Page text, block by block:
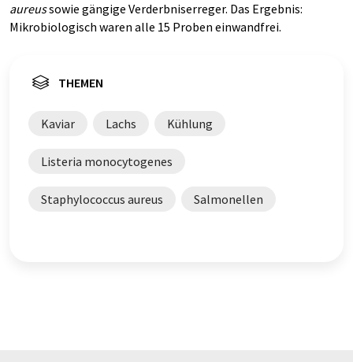
aureussowie gängige Verderbniserreger. Das Ergebnis:
Mikrobiologisch waren alle 15 Proben einwandfrei.
THEMEN
Kaviar Lachs Kühlung
Listeria monocytogenes
Staphylococcus aureus Salmonellen